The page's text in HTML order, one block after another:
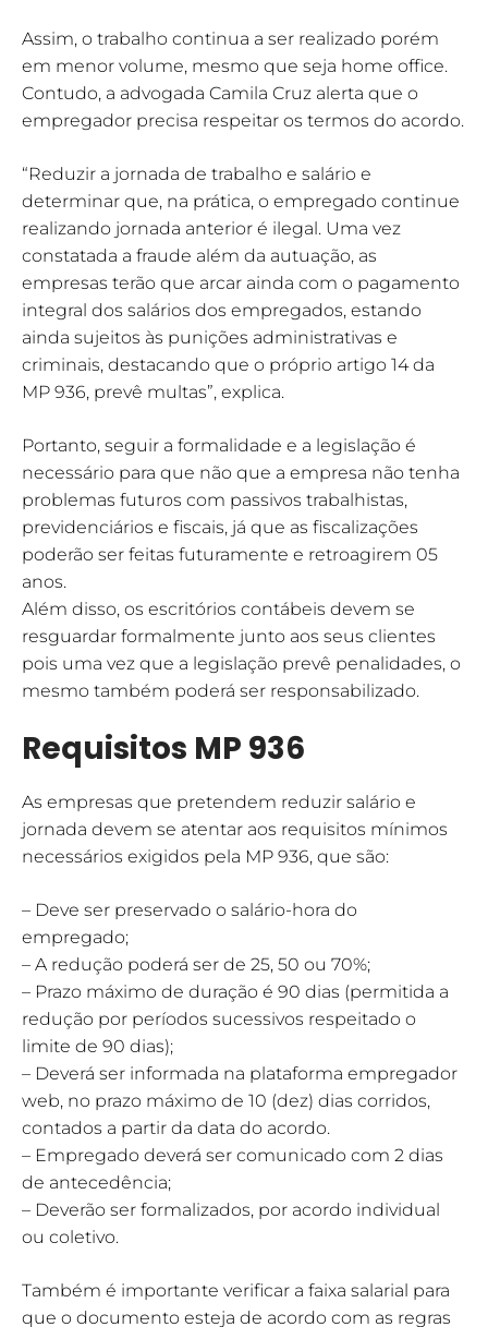
Assim, o trabalho continua a ser realizado porém
em menor volume, mesmo que seja home office.
Contudo, a advogada Camila Cruz alerta que o
empregador precisa respeitar os termos do acordo.
“Reduzir a jornada de trabalho e salário e
determinar que, na prática, o empregado continue
realizando jornada anterior é ilegal. Uma vez
constatada a fraude além da autuação, as
empresas terão que arcar ainda com o pagamento
integral dos salários dos empregados, estando
ainda sujeitos às punições administrativas e
criminais, destacando que o próprio artigo 14 da
MP 936, prevê multas”, explica.
Portanto, seguir a formalidade e a legislação é
necessário para que não que a empresa não tenha
problemas futuros com passivos trabalhistas,
previdenciários e fiscais, já que as fiscalizações
poderão ser feitas futuramente e retroagirem 05
anos.
Além disso, os escritórios contábeis devem se
resguardar formalmente junto aos seus clientes
pois uma vez que a legislação prevê penalidades, o
mesmo também poderá ser responsabilizado.
Requisitos MP 936
As empresas que pretendem reduzir salário e
jornada devem se atentar aos requisitos mínimos
necessários exigidos pela MP 936, que são:
– Deve ser preservado o salário-hora do
empregado;
– A redução poderá ser de 25, 50 ou 70%;
– Prazo máximo de duração é 90 dias (permitida a
redução por períodos sucessivos respeitado o
limite de 90 dias);
– Deverá ser informada na plataforma empregador
web, no prazo máximo de 10 (dez) dias corridos,
contados a partir da data do acordo.
– Empregado deverá ser comunicado com 2 dias
de antecedência;
– Deverão ser formalizados, por acordo individual
ou coletivo.
Também é importante verificar a faixa salarial para
que o documento esteja de acordo com as regras